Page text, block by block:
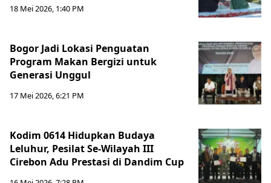
18 Mei 2026, 1:40 PM
Bogor Jadi Lokasi Penguatan
Program Makan Bergizi untuk
Generasi Unggul
17 Mei 2026, 6:21 PM
Kodim 0614 Hidupkan Budaya
Leluhur, Pesilat Se-Wilayah III
Cirebon Adu Prestasi di Dandim Cup